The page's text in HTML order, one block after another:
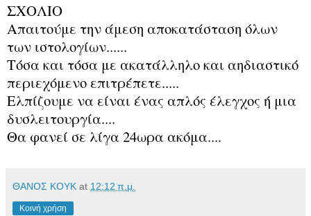
ΣΧΟΛΙΟ
Απαιτούμε την άμεση αποκατάσταση όλων
των ιστολογίων......
Τόσα και τόσα με ακατάλληλο και αηδιαστικό
περιεχόμενο επιτρέπετε.....
Ελπίζουμε να είναι ένας απλός έλεγχος ή μια
δυσλειτουργία....
Θα φανεί σε λίγα 24ωρα ακόμα....
ΘΑΝΟΣ ΚΟΥΚ at 12:12 π.μ.
Κοινή χρήση